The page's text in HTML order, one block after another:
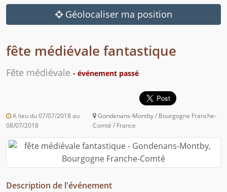
Géolocaliser ma position
fête médiévale fantastique
Fête médiévale - événement passé
A lieu du 07/07/2018 au
08/07/2018
Gondenans-Montby / Bourgogne Franche-
Comté / France
Description de l'événement